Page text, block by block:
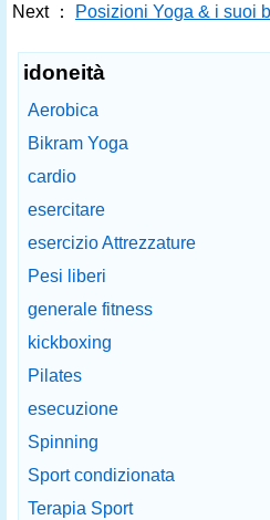
Next ：
Posizioni Yoga & i suoi
idoneità
Aerobica
Bikram Yoga
cardio
esercitare
esercizio Attrezzature
Pesi liberi
generale fitness
kickboxing
Pilates
esecuzione
Spinning
Sport condizionata
Terapia Sport